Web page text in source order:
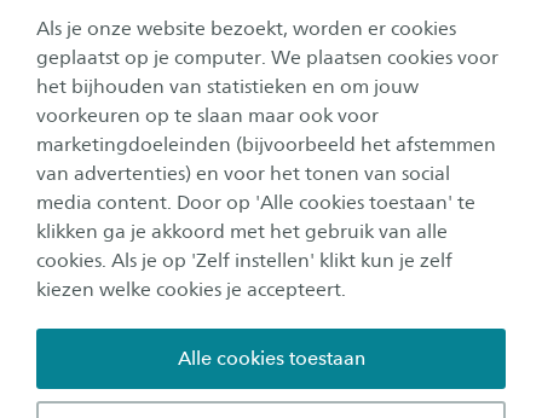
Als je onze website bezoekt, worden er cookies
geplaatst op je computer. We plaatsen cookies voor
het bijhouden van statistieken en om jouw
voorkeuren op te slaan maar ook voor
marketingdoeleinden (bijvoorbeeld het afstemmen
van advertenties) en voor het tonen van social
media content. Door op 'Alle cookies toestaan' te
klikken ga je akkoord met het gebruik van alle
cookies. Als je op 'Zelf instellen' klikt kun je zelf
kiezen welke cookies je accepteert.
Alle cookies toestaan
tonen
tonen
doet kennis op van de geldende wet- en
regelgeving en past dit toe op concrete
praktijksituaties. Je ontwikkelt algemene hbo-
vaardigheden op gebied van onderzoek,
communicatie en organisatiekunde. Zo word je
opgeleid tot een breed georiënteerde, praktisch
ingestelde juridische professional. Na 2,5 jaar
deeltijd rechten studeren volgen drie grote
blokken: Ervaring binnen een relevante